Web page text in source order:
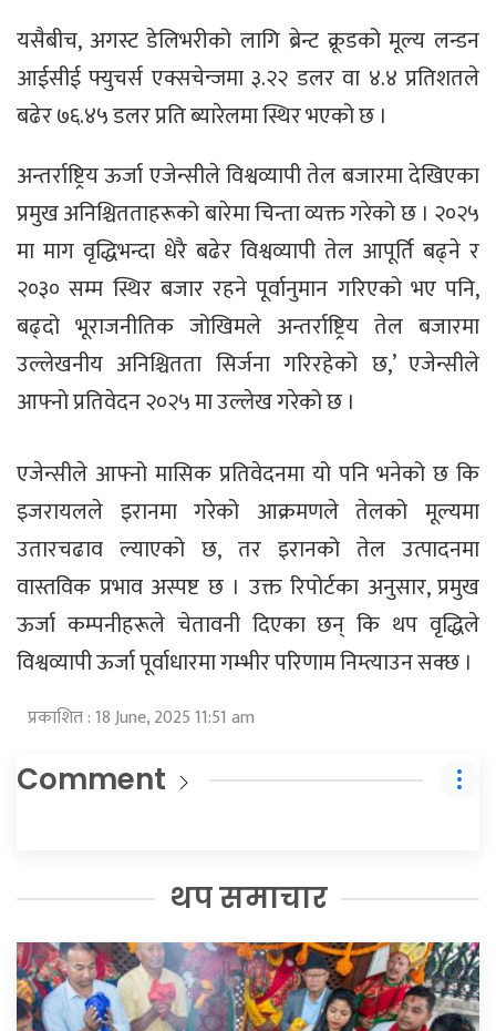
यसैबीच, अगस्ट डेलिभरीको लागि ब्रेन्ट क्रूडको मूल्य लन्डन
आईसीई फ्युचर्स एक्सचेन्जमा ३.२२ डलर वा ४.४ प्रतिशतले
बढेर ७६.४५ डलर प्रति ब्यारेलमा स्थिर भएको छ ।
अन्तर्राष्ट्रिय ऊर्जा एजेन्सीले विश्वव्यापी तेल बजारमा देखिएका
प्रमुख अनिश्चितताहरूको बारेमा चिन्ता व्यक्त गरेको छ । २०२५
मा माग वृद्धिभन्दा धेरै बढेर विश्वव्यापी तेल आपूर्ति बढ्ने र
२०३० सम्म स्थिर बजार रहने पूर्वानुमान गरिएको भए पनि,
बढ्दो भूराजनीतिक जोखिमले अन्तर्राष्ट्रिय तेल बजारमा
उल्लेखनीय अनिश्चितता सिर्जना गरिरहेको छ,’ एजेन्सीले
आफ्नो प्रतिवेदन २०२५ मा उल्लेख गरेको छ ।
एजेन्सीले आफ्नो मासिक प्रतिवेदनमा यो पनि भनेको छ कि
इजरायलले इरानमा गरेको आक्रमणले तेलको मूल्यमा
उतारचढाव ल्याएको छ, तर इरानको तेल उत्पादनमा
वास्तविक प्रभाव अस्पष्ट छ । उक्त रिपोर्टका अनुसार, प्रमुख
ऊर्जा कम्पनीहरूले चेतावनी दिएका छन् कि थप वृद्धिले
विश्वव्यापी ऊर्जा पूर्वाधारमा गम्भीर परिणाम निम्त्याउन सक्छ ।
प्रकाशित : 18 June, 2025 11:51 am
Comment
थप समाचार